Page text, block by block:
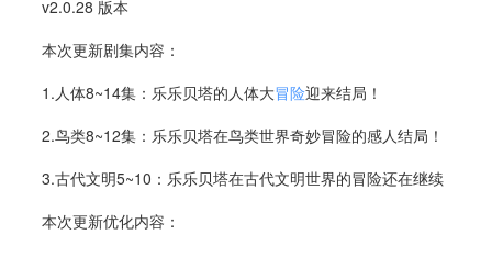
v2.0.28 版本
本次更新剧集内容：
1.人体8~14集：乐乐贝塔的人体大冒险迎来结局！
2.鸟类8~12集：乐乐贝塔在鸟类世界奇妙冒险的感人结局！
3.古代文明5~10：乐乐贝塔在古代文明世界的冒险还在继续
本次更新优化内容：